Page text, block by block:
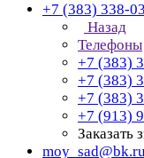
+7 (383) 338-
Назад
Телефоны
+7 (383)
+7 (383)
+7 (383)
+7 (913)
Заказать
moy_sad@bk.ru